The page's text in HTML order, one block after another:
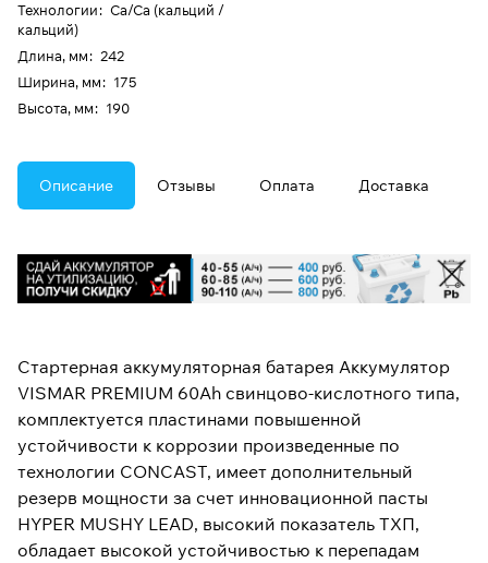
Технологии: Ca/Ca (кальций /
кальций)
Длина, мм: 242
Ширина, мм: 175
Высота, мм: 190
Описание Отзывы Оплата Доставка
Стартерная аккумуляторная батарея Аккумулятор
VISMAR PREMIUM 60Ah свинцово-кислотного типа,
комплектуется пластинами повышенной
устойчивости к коррозии произведенные по
технологии CONCAST, имеет дополнительный
резерв мощности за счет инновационной пасты
HYPER MUSHY LEAD, высокий показатель ТХП,
обладает высокой устойчивостью к перепадам